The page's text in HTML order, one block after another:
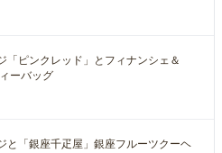
「ピンクレッド」とフィナンシェ＆
ーバッグ
と「銀座千疋屋」銀座フルーツクーヘ